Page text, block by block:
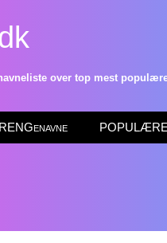
over top mest
POPULÆRE